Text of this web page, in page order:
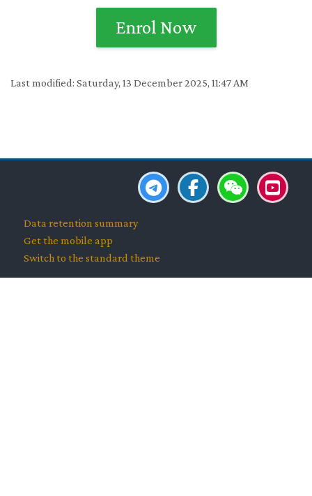
Enrol Now
Last modified: Saturday, 13 December 2025, 11:47 AM
Data retention summary
Get the mobile app
Switch to the standard theme